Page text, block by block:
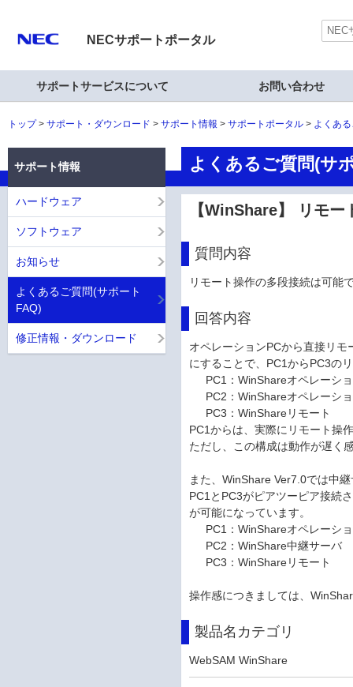
NECサポートポータル
サポートサービスについて お問い合わせ
トップ サポート・ダウンロード サポート情報 サポートポータル よくあ
よくあるご質問(サ
【WinShare】 リモ
質問内容
リモート操作の多段接続は可能
回答内容
オペレーションPCから直接リ
にすることで、PC1からPC3の
PC1：WinShareオペレーシ
PC2：WinShareオペレーシ
PC3：WinShareリモート
PC1からは、実際にリモート操
ただし、この構成は動作が遅く
また、WinShare Ver7.0では中
PC1とPC3がピアツーピア接続
が可能になっています。
PC1：WinShareオペレーシ
PC2：WinShare中継サーバ
PC3：WinShareリモート
操作感につきましては、
製品名カテゴリ
WebSAM WinShare
サポート情報
ハードウェア
ソフトウェア
お知らせ
よくあるご質問(サポート
FAQ)
修正情報・ダウンロード